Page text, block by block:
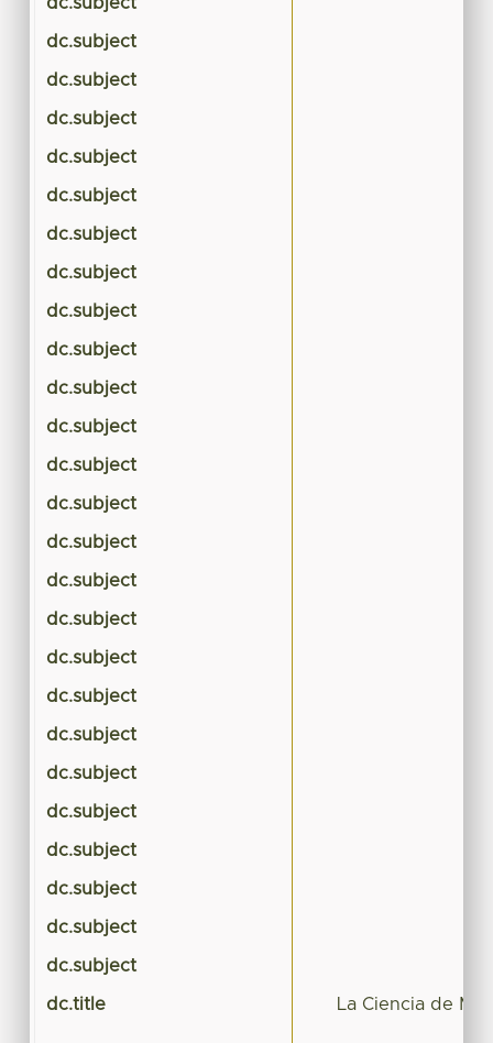
dc.subject
dc.subject
dc.subject
dc.subject
dc.subject
dc.subject
dc.subject
dc.subject
dc.subject
dc.subject
dc.subject
dc.subject
dc.subject
dc.subject
dc.subject
dc.subject
dc.subject
dc.subject
dc.subject
dc.subject
dc.subject
dc.subject
dc.subject
dc.subject
dc.subject
dc.title La Ciencia de